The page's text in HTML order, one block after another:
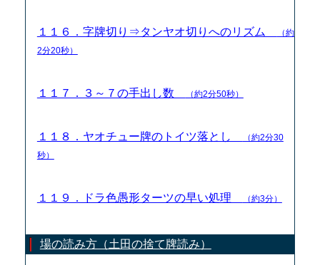
１１６．字牌切り⇒タンヤオ切りへのリズム
（約
2分20秒）
１１７．３～７の手出し数 （約2分50秒）
１１８．ヤオチュー牌のトイツ落とし
（約2分30
秒）
１１９．ドラ色愚形ターツの早い処理 （約3分）
場の読み方（土田の捨て牌読み）